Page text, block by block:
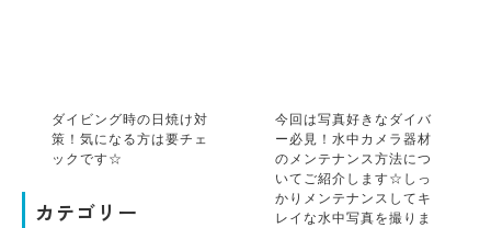
ダイビング時の日焼け対
策！気になる方は要チェ
ックです☆
今回は写真好きなダイバ
ー必見！水中カメラ器材
のメンテナンス方法につ
いてご紹介します☆しっ
かりメンテナンスしてキ
レイな水中写真を撮りま
カテゴリー